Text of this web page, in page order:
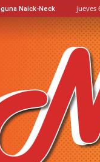
Naick-Neck jueves